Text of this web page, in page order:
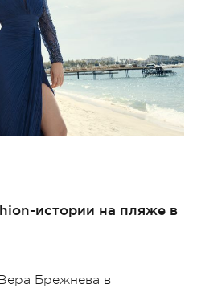
истории на пляже в
Брежнева в